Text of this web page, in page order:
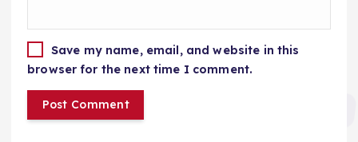
Save my name, email, and website in this
browser for the next time I comment.